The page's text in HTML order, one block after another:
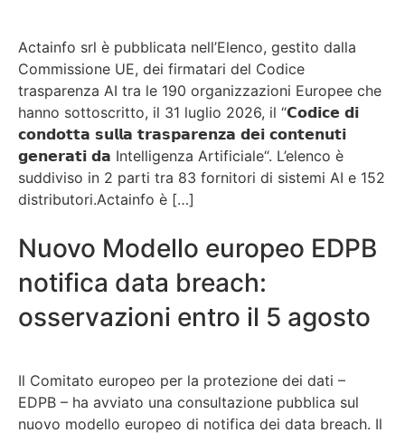
Actainfo srl è pubblicata nell’Elenco, gestito dalla
Commissione UE, dei firmatari del Codice
trasparenza AI tra le 190 organizzazioni Europee che
hanno sottoscritto, il 31 luglio 2026, il “𝗖𝗼𝗱𝗶𝗰𝗲 𝗱𝗶
𝗰𝗼𝗻𝗱𝗼𝘁𝘁𝗮 𝘀𝘂𝗹𝗹𝗮 𝘁𝗿𝗮𝘀𝗽𝗮𝗿𝗲𝗻𝘇𝗮 𝗱𝗲𝗶 𝗰𝗼𝗻𝘁𝗲𝗻𝘂𝘁𝗶
𝗴𝗲𝗻𝗲𝗿𝗮𝘁𝗶 𝗱𝗮 Intelligenza Artificiale“. L’elenco è
suddiviso in 2 parti tra 83 fornitori di sistemi AI e 152
distributori.Actainfo è […]
Nuovo Modello europeo EDPB
notifica data breach:
osservazioni entro il 5 agosto
Il Comitato europeo per la protezione dei dati –
EDPB – ha avviato una consultazione pubblica sul
nuovo modello europeo di notifica dei data breach. Il